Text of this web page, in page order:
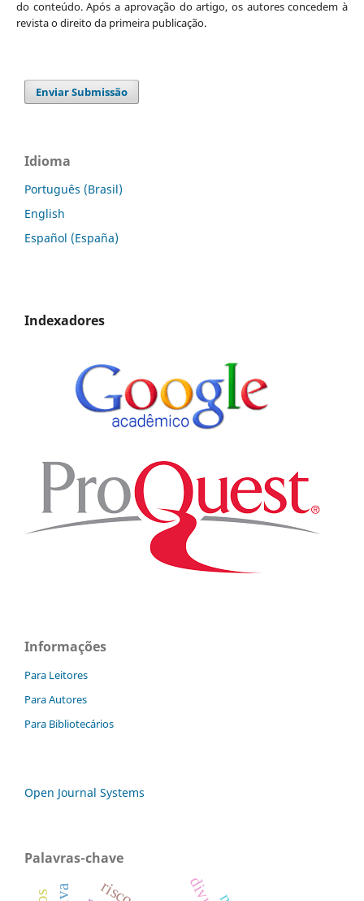
do conteúdo. Após a aprovação do artigo, os autores concedem à
revista o direito da primeira publicação.
Enviar Submissão
Idioma
Português (Brasil)
English
Español (España)
Indexadores
Informações
Para Leitores
Para Autores
Para Bibliotecários
Open Journal Systems
Palavras-chave